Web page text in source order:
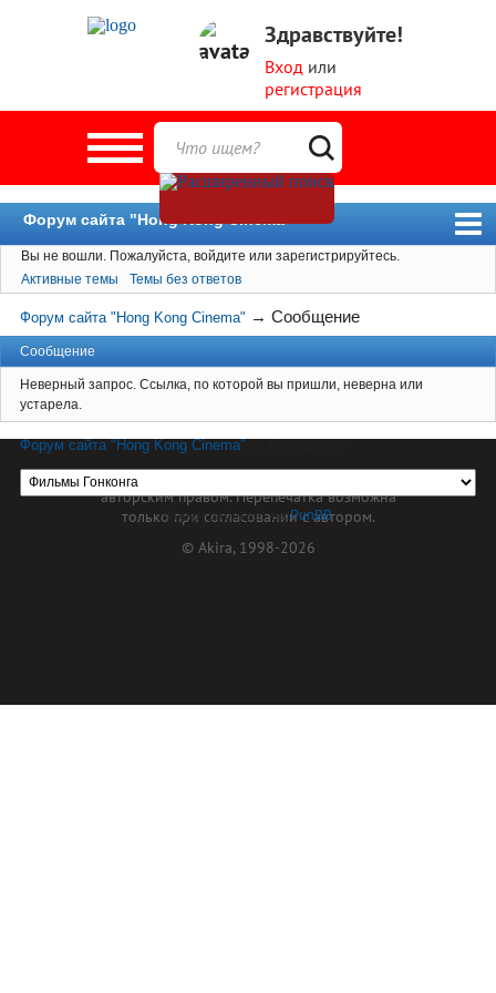
Здравствуйте!
Вход или
регистрация
Форум сайта "Hong Kong Cinema"
Форум
Новости
Пользователи
Поиск
Вы не вошли. Пожалуйста, войдите или зарегистрируйтесь.
Активные темы
Темы без ответов
Форум сайта "Hong Kong Cinema" →Сообщение
Сообщение
Неверный запрос. Ссылка, по которой вы пришли, неверна или
устарела.
Форум сайта "Hong Kong Cinema"
Форум работает наPunBB
Материал сайта hkcinema.ru защищен
авторским правом. Перепечатка возможна
только при согласовании с автором.
© Akira, 1998-2026